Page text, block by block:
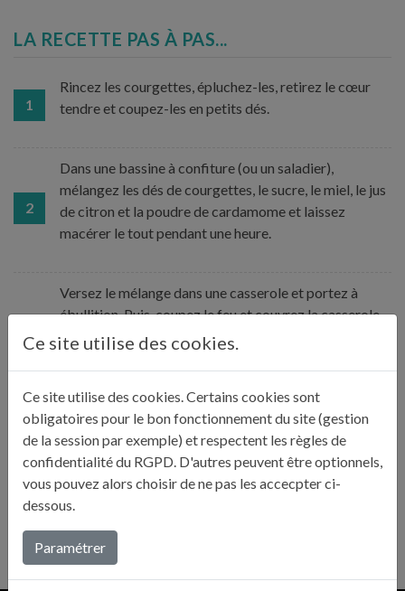
LA RECETTE PAS À PAS...
1
Rincez les courgettes, épluchez-les, retirez le cœur
tendre et coupez-les en petits dés.
2
Dans une bassine à confiture (ou un saladier),
mélangez les dés de courgettes, le sucre, le miel, le jus
de citron et la poudre de cardamome et laissez
macérer le tout pendant une heure.
Versez le mélange dans une casserole et portez à
ébullition. Puis, coupez le feu et couvrez la casserole
le temps que la confiture refroidisse pendant 24
4
Le lendemain, remettez la confiture à cuire pendant 15
minutes en y ajoutant les pignons de pin et remuez
bien. Mettez ensuite votre confiture dans des pots
stérilisés.
Ce site utilise des cookies.
Ce site utilise des cookies. Certains cookies sont
obligatoires pour le bon fonctionnement du site (gestion
de la session par exemple) et respectent les règles de
confidentialité du RGPD. D'autres peuvent être optionnels,
vous pouvez alors choisir de ne pas les accecpter ci-
dessous.
Paramétrer